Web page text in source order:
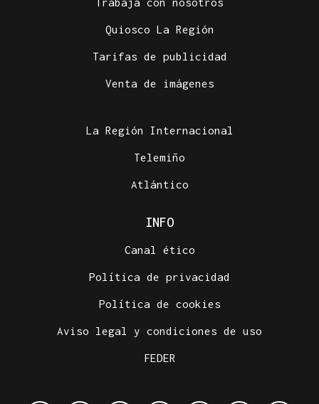
Quiosco La Región
Tarifas de publicidad
Venta de imágenes
La Región Internacional
Telemiño
Atlántico
INFO
Canal ético
Política de privacidad
Política de cookies
Aviso legal y condiciones de uso
FEDER